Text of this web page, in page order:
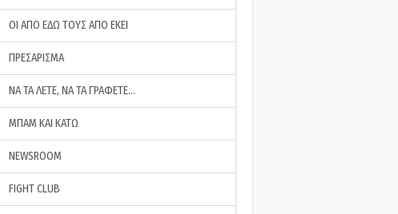
ΟΙ ΑΠΟ ΕΔΩ ΤΟΥΣ ΑΠΟ ΕΚΕΙ
ΠΡΕΣΑΡΙΣΜΑ
ΝΑ ΤΑ ΛΕΤΕ, ΝΑ ΤΑ ΓΡΑΦΕΤΕ…
ΜΠΑΜ ΚΑΙ ΚΑΤΩ
NEWSROOM
FIGHT CLUB